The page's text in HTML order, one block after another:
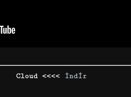
Cloud <<<< İndir